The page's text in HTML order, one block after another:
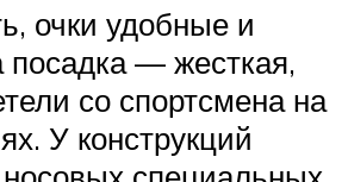
очки удобные и
посадка — жесткая,
со спортсмена на
У конструкций